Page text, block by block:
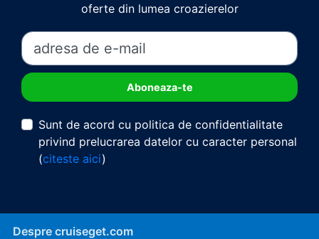
oferte din lumea croazierelor
Sunt de acord cu politica de confidentialitate
privind prelucrarea datelor cu caracter personal
(citeste aici)
Despre cruiseget.com